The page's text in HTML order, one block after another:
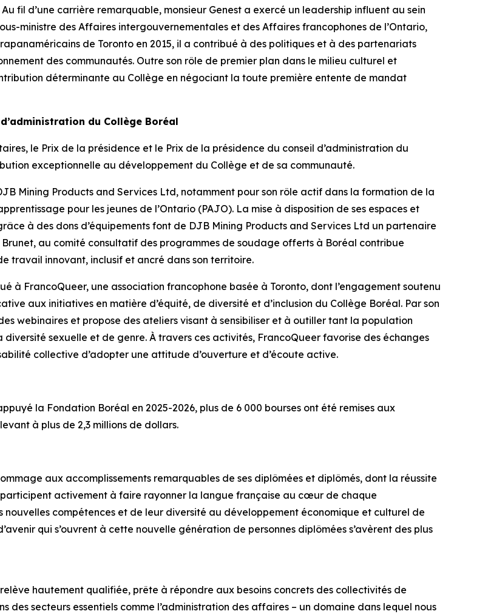
fil d’une carrière remarquable, monsieur Genest a exercé un leadership influent au sein
ministre des Affaires intergouvernementales et des Affaires francophones de l’Ontario,
de Toronto en 2015, il a contribué à des politiques et à des partenariats
des communautés. Outre son rôle de premier plan dans le milieu culturel et
déterminante au Collège en négociant la toute première entente de mandat
du Collège Boréal
le Prix de la présidence et le Prix de la présidence du conseil d’administration du
exceptionnelle au développement du Collège et de sa communauté.
Mining Products and Services Ltd, notamment pour son rôle actif dans la formation de la
pour les jeunes de l’Ontario (PAJO). La mise à disposition de ses espaces et
à des dons d’équipements font de DJB Mining Products and Services Ltd un partenaire
au comité consultatif des programmes de soudage offerts à Boréal contribue
travail innovant, inclusif et ancré dans son territoire.
à FrancoQueer, une association francophone basée à Toronto, dont l’engagement soutenu
aux initiatives en matière d’équité, de diversité et d’inclusion du Collège Boréal. Par son
webinaires et propose des ateliers visant à sensibiliser et à outiller tant la population
sexuelle et de genre. À travers ces activités, FrancoQueer favorise des échanges
collective d’adopter une attitude d’ouverture et d’écoute active.
la Fondation Boréal en 2025-2026, plus de 6 000 bourses ont été remises aux
à plus de 2,3 millions de dollars.
aux accomplissements remarquables de ses diplômées et diplômés, dont la réussite
activement à faire rayonner la langue française au cœur de chaque
compétences et de leur diversité au développement économique et culturel de
qui s’ouvrent à cette nouvelle génération de personnes diplômées s’avèrent des plus
hautement qualifiée, prête à répondre aux besoins concrets des collectivités de
des secteurs essentiels comme l’administration des affaires – un domaine dans lequel nous